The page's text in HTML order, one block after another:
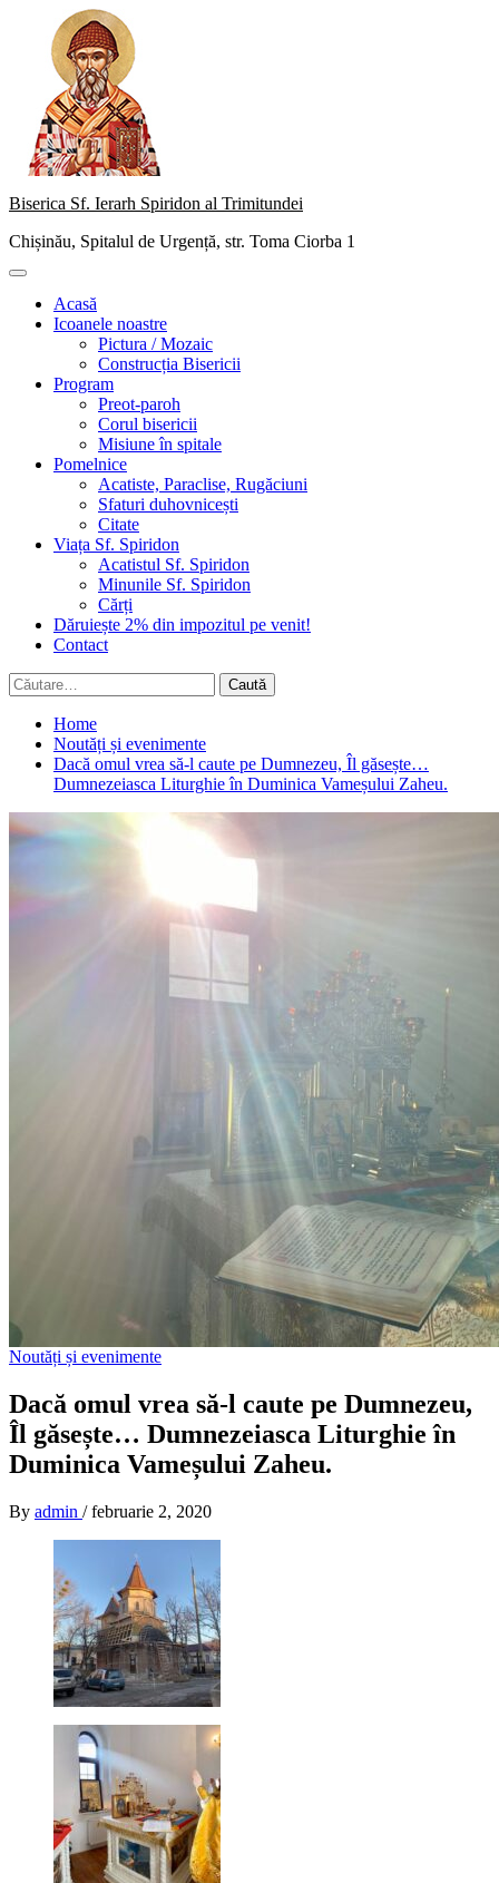
content
Biserica Sf. Ierarh Spiridon al Trimitundei
Chișinău, Spitalul de Urgență, str. Toma Ciorba 1
Primary
Acasă
Icoanele noastre
Pictura / Mozaic
Construcția Bisericii
Program
Preot-paroh
Corul bisericii
Misiune în spitale
Pomelnice
Acatiste, Paraclise, Rugăciuni
Sfaturi duhovnicești
Citate
Viața Sf. Spiridon
Acatistul Sf. Spiridon
Minunile Sf. Spiridon
Cărți
Dăruiește 2% din impozitul pe venit!
Contact
Caută
după:
Home
Noutăți și evenimente
Dacă omul vrea să-l caute pe Dumnezeu, Îl găsește…
Dumnezeiasca Liturghie în Duminica Vameșului Zaheu.
Noutăți și evenimente
Dacă omul vrea să-l caute pe Dumnezeu,
Îl găsește… Dumnezeiasca Liturghie în
Duminica Vameșului Zaheu.
By admin / februarie 2, 2020